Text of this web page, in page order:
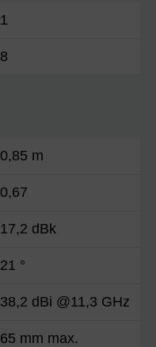
1
8
0,85 m
0,67
17,2 dBk
21 °
38,2 dBi @11,3 GHz
65 mm max.